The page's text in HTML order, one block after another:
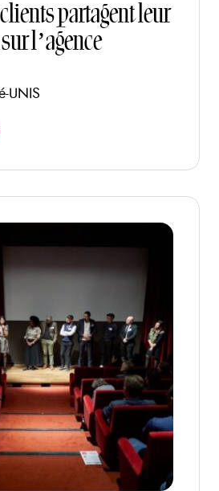
partagent leur
l’agence
UNIS